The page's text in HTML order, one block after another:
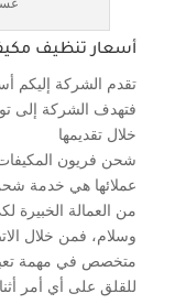
أسعار تنظيف
تقدم الشركة إليكم
فتهدف الشركة إلى
خلال تقديمها
شحن فريون
عملائها هي خدمة
من العمالة الخبيرة
وسلام، فمن خلال
متخصص في مهمة
للقلق على أي أمر